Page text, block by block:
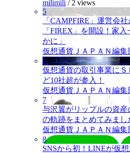
milimili / 2 views
5
「CAMPFIRE」運営会
「FIREX」を開設！家
かに」
仮想通貨ＪＡＰＡＮ編集
6
仮想通貨の取引事業に
ど10社超が参入！
仮想通貨ＪＡＰＡＮ編集
7
与沢翼がリップルの資
の軌跡をまとめてみまし
仮想通貨ＪＡＰＡＮ編集
8
SNSから初！LINEが仮